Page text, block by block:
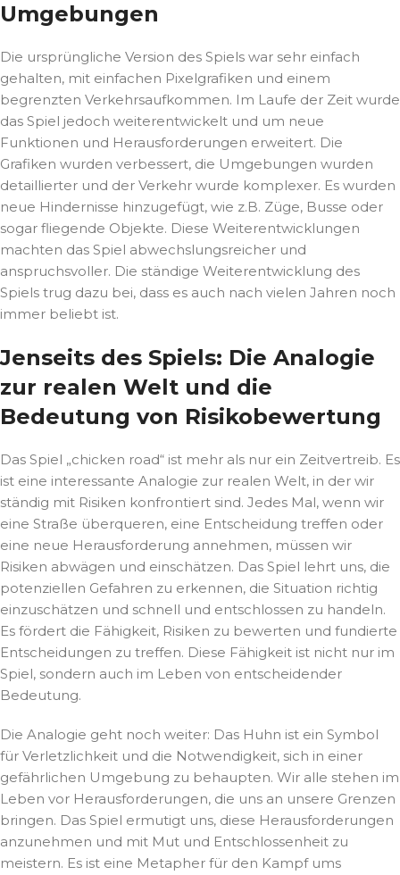
Umgebungen
Die ursprüngliche Version des Spiels war sehr einfach
gehalten, mit einfachen Pixelgrafiken und einem
begrenzten Verkehrsaufkommen. Im Laufe der Zeit wurde
das Spiel jedoch weiterentwickelt und um neue
Funktionen und Herausforderungen erweitert. Die
Grafiken wurden verbessert, die Umgebungen wurden
detaillierter und der Verkehr wurde komplexer. Es wurden
neue Hindernisse hinzugefügt, wie z.B. Züge, Busse oder
sogar fliegende Objekte. Diese Weiterentwicklungen
machten das Spiel abwechslungsreicher und
anspruchsvoller. Die ständige Weiterentwicklung des
Spiels trug dazu bei, dass es auch nach vielen Jahren noch
immer beliebt ist.
Jenseits des Spiels: Die Analogie
zur realen Welt und die
Bedeutung von Risikobewertung
Das Spiel „chicken road“ ist mehr als nur ein Zeitvertreib. Es
ist eine interessante Analogie zur realen Welt, in der wir
ständig mit Risiken konfrontiert sind. Jedes Mal, wenn wir
eine Straße überqueren, eine Entscheidung treffen oder
eine neue Herausforderung annehmen, müssen wir
Risiken abwägen und einschätzen. Das Spiel lehrt uns, die
potenziellen Gefahren zu erkennen, die Situation richtig
einzuschätzen und schnell und entschlossen zu handeln.
Es fördert die Fähigkeit, Risiken zu bewerten und fundierte
Entscheidungen zu treffen. Diese Fähigkeit ist nicht nur im
Spiel, sondern auch im Leben von entscheidender
Bedeutung.
Die Analogie geht noch weiter: Das Huhn ist ein Symbol
für Verletzlichkeit und die Notwendigkeit, sich in einer
gefährlichen Umgebung zu behaupten. Wir alle stehen im
Leben vor Herausforderungen, die uns an unsere Grenzen
bringen. Das Spiel ermutigt uns, diese Herausforderungen
anzunehmen und mit Mut und Entschlossenheit zu
meistern. Es ist eine Metapher für den Kampf ums